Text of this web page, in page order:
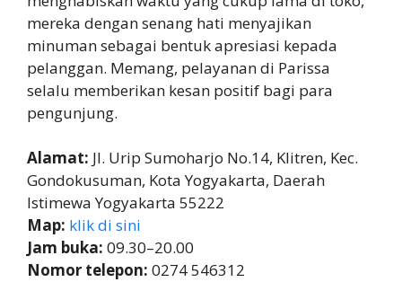
mereka dengan senang hati menyajikan
minuman sebagai bentuk apresiasi kepada
pelanggan. Memang, pelayanan di Parissa
selalu memberikan kesan positif bagi para
pengunjung.
Alamat: Jl. Urip Sumoharjo No.14, Klitren, Kec.
Gondokusuman, Kota Yogyakarta, Daerah
Istimewa Yogyakarta 55222
Map: klik di sini
Jam buka: 09.30–20.00
Nomor telepon: 0274 546312